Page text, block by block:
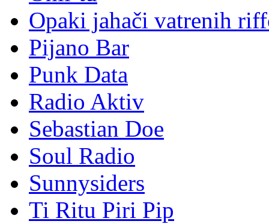
Opaki jahači vatrenih
Pijano Bar
Punk Data
Radio Aktiv
Sebastian Doe
Soul Radio
Sunnysiders
Ti Ritu Piri Pip